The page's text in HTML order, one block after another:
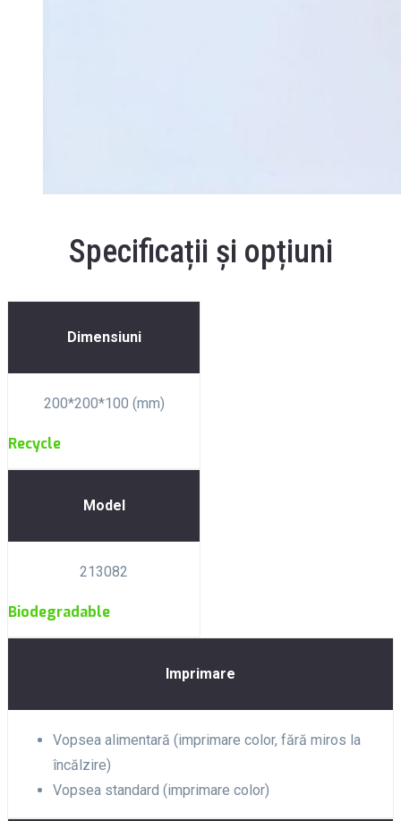
Specificații și opțiuni
Dimensiuni
200*200*100 (mm)
Recycle
Model
213082
Biodegradable
Imprimare
Vopsea alimentară (imprimare color, fără miros la
încălzire)
Vopsea standard (imprimare color)